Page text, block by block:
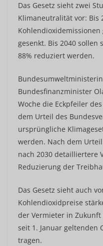
Das Gesetz sieht zwei
Klimaneutralität vor: Bis
Kohlendioxidemissionen
gesenkt. Bis 2040 sollen
88% reduziert werden.
Bundesfinanzminister
Woche die Eckpfeiler
dem Urteil des
ursprüngliche
werden. Nach dem
nach 2030 detailliertere
Reduzierung der
Das Gesetz sieht auch
Kohlendioxidpreise
der Vermieter in
seit 1. Januar geltenden
tragen.